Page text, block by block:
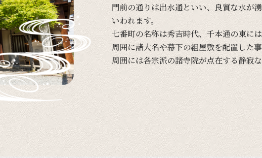
門前の通りは出水通といい、 良質な水が
いわれます。
七番町の名称は秀吉時代、千本通の東には
周囲に諸大名や幕下の組屋敷を配置した
周囲には各宗派の諸寺院が点在する静寂な